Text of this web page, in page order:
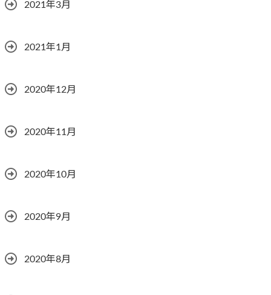
2021年3月
2021年1月
2020年12月
2020年11月
2020年10月
2020年9月
2020年8月